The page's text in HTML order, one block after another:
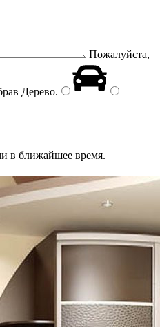
Пожалуйста,
Дерево.
в ближайшее время.